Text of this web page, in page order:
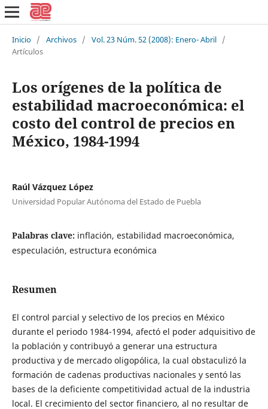
Inicio / Archivos / Vol. 23 Núm. 52 (2008): Enero- Abril /
Artículos
Los orígenes de la política de
estabilidad macroeconómica: el
costo del control de precios en
México, 1984-1994
Raúl Vázquez López
Universidad Popular Autónoma del Estado de Puebla
Palabras clave: inflación, estabilidad macroeconómica,
especulación, estructura económica
Resumen
El control parcial y selectivo de los precios en México
durante el periodo 1984-1994, afectó el poder adquisitivo de
la población y contribuyó a generar una estructura
productiva y de mercado oligopólica, la cual obstaculizó la
formación de cadenas productivas nacionales y sentó las
bases de la deficiente competitividad actual de la industria
local. El crecimiento del sector financiero, al no resultar de